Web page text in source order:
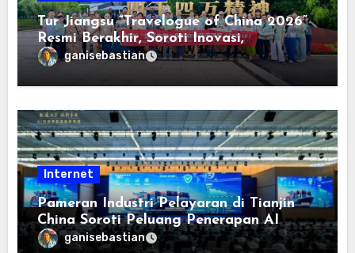
Tur Jiangsu “Travelogue of China 2026”
Resmi Berakhir, Soroti Inovasi,
Keterbukaan, dan Pembangunan
Berorientasi pada Masyarakat
ganisebastian
Internet
Pameran Industri Pelayaran di Tianjin
China Soroti Peluang Penerapan AI
ganisebastian